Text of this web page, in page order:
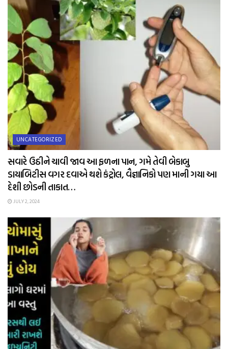
UNCATEGORIZED
સવારે ઉઠીને ચાવી જાવ આ ફળના પાન, ગમે તેવી બેકાબુ
ડાયાબિટીસ વગર દવાએ થશે કંટ્રોલ, વૈજ્ઞાનિકો પણ માની ગયા આ
દેશી છોડની તાકાત…
JULY 2, 2024